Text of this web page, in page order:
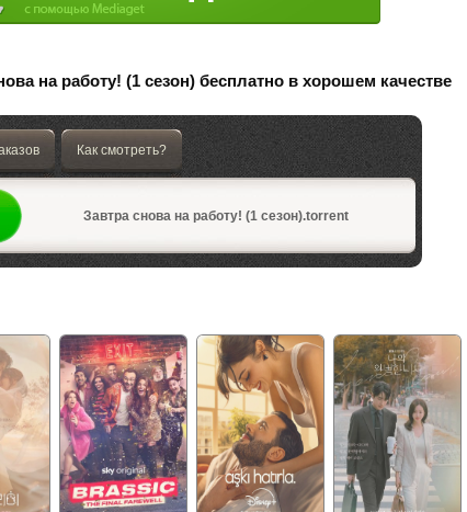
на работу! (1 сезон) бесплатно в хорошем качестве
Как смотреть?
Завтра снова на работу! (1 сезон).torrent